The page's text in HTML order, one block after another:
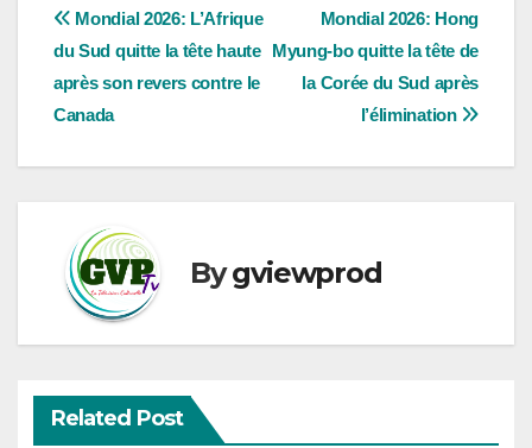
Navigation
de
l’article
Mondial 2026: Hong
Myung-bo quitte la tête de
la Corée du Sud après
l’élimination
Mondial 2026: L’Afrique
du Sud quitte la tête haute
après son revers contre le
Canada
Bygviewprod
Related Post